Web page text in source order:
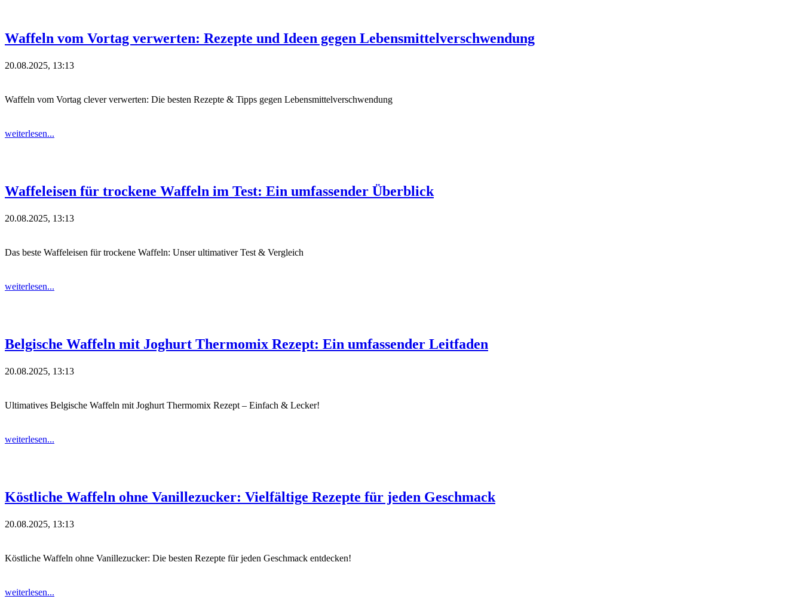
Waffeln vom Vortag verwerten: Rezepte und Ideen gegen Lebensmittelverschwendung
20.08.2025, 13:13
Waffeln vom Vortag clever verwerten: Die besten Rezepte & Tipps gegen Lebensmittelverschwendung
weiterlesen...
Waffeleisen für trockene Waffeln im Test: Ein umfassender Überblick
20.08.2025, 13:13
Das beste Waffeleisen für trockene Waffeln: Unser ultimativer Test & Vergleich
weiterlesen...
Belgische Waffeln mit Joghurt Thermomix Rezept: Ein umfassender Leitfaden
20.08.2025, 13:13
Ultimatives Belgische Waffeln mit Joghurt Thermomix Rezept – Einfach & Lecker!
weiterlesen...
Köstliche Waffeln ohne Vanillezucker: Vielfältige Rezepte für jeden Geschmack
20.08.2025, 13:13
Köstliche Waffeln ohne Vanillezucker: Die besten Rezepte für jeden Geschmack entdecken!
weiterlesen...